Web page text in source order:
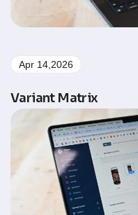
Apr 14,2026
Variant Matrix